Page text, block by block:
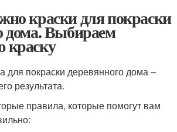
краски для покраски
дома. Выбираем
краску
для покраски деревянного дома –
результата.
правила, которые помогут вам